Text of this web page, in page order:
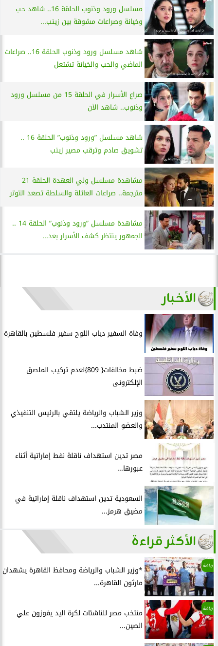
مسلسل ورود وذنوب الحلقة 16.. شاهد حب
وخيانة وصراعات مشوقة بين زينب...
شاهد مسلسل ورود وذنوب الحلقة 16.. صراعات
الماضي والحب والخيانة تشتعل
صراع الأسرار في الحلقة 15 من مسلسل ورود
وذنوب.. شاهد الآن
شاهد مسلسل ”ورود وذنوب” الحلقة 16 ..
تشويق صادم وترقب مصير زينب
مشاهدة مسلسل ولي العهدة الحلقة 21
مترجمة.. صراعات العائلة والسلطة تصعد التوتر
مشاهدة مسلسل ”ورود وذنوب” الحلقة 14 ..
الجمهور ينتظر كشف الأسرار بعد...
الأخبار
وفاة السفير دياب اللوح سفير فلسطين بالقاهرة
ضبط مخالفات{ 809}لعدم تركيب الملصق
الإلكترونى
وزير الشباب والرياضة يلتقي بالرئيس التنفيذي
والعضو المنتدب...
مصر تدين استهداف ناقلة نفط إماراتية أثناء
عبورها...
السعودية تدين استهداف ناقلة إماراتية في
مضيق هرمز...
الأكثر قراءة
رياضة
*وزير الشباب والرياضة ومحافظ القاهرة يشهدان
مارثون القاهرة...
رياضة
منتخب مصر للناشئات لكرة اليد يفوزون علي
الصين...